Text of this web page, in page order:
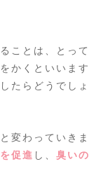
ことは、とっ
かくといいま
たらどうでしょ
変わっていき
促進 し、 臭い